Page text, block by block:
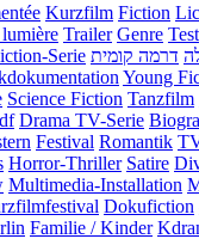
Kurzfilm Fiction
lumière Trailer Genre Test
Serie דרמה קומית
Young
Science Fiction Tanzfilm
Drama TV-Serie
Festival Romantik
Horror-Thriller Satire
Multimedia-Installation
Dokufiction
Familie / Kinder